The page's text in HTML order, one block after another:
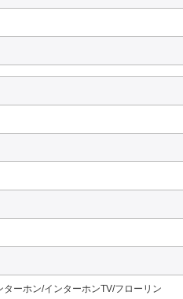
ーホン/インターホンTV/フローリン